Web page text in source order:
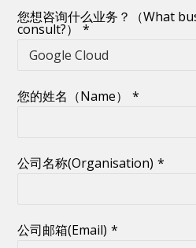
您想咨询什么业务？（What
consult?） *
您的姓名（Name） *
公司名称(Organisation) *
公司邮箱(Email) *